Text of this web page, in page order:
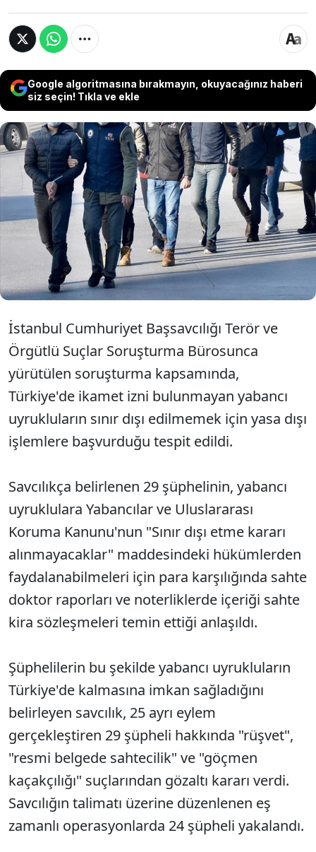
Google algoritmasına bırakmayın, okuyacağınız haberi
siz seçin! Tıkla ve ekle
Türkiye'de ikamet izni olmayan yabancı
uyruklulara, sınır dışı edilmemeleri için para
karşılığında sahte doktor raporu ve kira
sözleşmesi düzenledikleri belirlenen 24
şüpheli gözaltına alındı.
İstanbul Cumhuriyet Başsavcılığı Terör ve
Örgütlü Suçlar Soruşturma Bürosunca
yürütülen soruşturma kapsamında,
Türkiye'de ikamet izni bulunmayan yabancı
uyrukluların sınır dışı edilmemek için yasa dışı
işlemlere başvurduğu tespit edildi.
Savcılıkça belirlenen 29 şüphelinin, yabancı
uyruklulara Yabancılar ve Uluslararası
Koruma Kanunu'nun "Sınır dışı etme kararı
alınmayacaklar" maddesindeki hükümlerden
faydalanabilmeleri için para karşılığında sahte
doktor raporları ve noterliklerde içeriği sahte
kira sözleşmeleri temin ettiği anlaşıldı.
Şüphelilerin bu şekilde yabancı uyrukluların
Türkiye'de kalmasına imkan sağladığını
belirleyen savcılık, 25 ayrı eylem
gerçekleştiren 29 şüpheli hakkında "rüşvet",
"resmi belgede sahtecilik" ve "göçmen
kaçakçılığı" suçlarından gözaltı kararı verdi.
Savcılığın talimatı üzerine düzenlenen eş
zamanlı operasyonlarda 24 şüpheli yakalandı.